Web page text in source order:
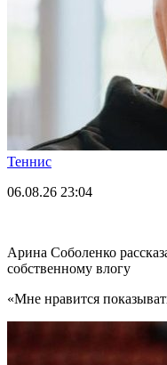
Теннис
06.08.26 23:04
Арина Соболенко
собственному влогу
«Мне нравится